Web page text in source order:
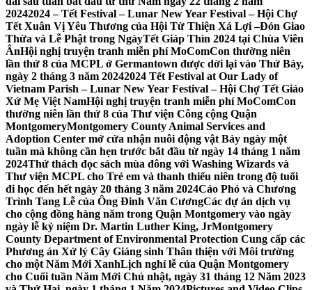
20242024 – Tết Festival – Lunar New Year Festival – Hội Chợ
Tết Xuân Vị Yêu Thương của Hội Từ Thiện Xá Lợi –Đón Giao
Thừa và Lễ Phật trong NgàyTết Giáp Thìn 2024 tại Chùa Viên
ÂnHội nghị truyện tranh miễn phí MoComCon thường niên
lần thứ 8 của MCPL ở Germantown được dời lại vào Thứ Bảy,
ngày 2 tháng 3 năm 20242024 Tết Festival at Our Lady of
Vietnam Parish – Lunar New Year Festival – Hội Chợ Tết Giáo
Xứ Mẹ Việt NamHội nghị truyện tranh miễn phí MoComCon
thường niên lần thứ 8 của Thư viện Công cộng Quận
MontgomeryMontgomery County Animal Services and
Adoption Center mở cửa nhận nuôi động vật Bảy ngày một
tuần mà không cần hẹn trước bắt đầu từ ngày 14 tháng 1 năm
2024Thử thách đọc sách mùa đông với Washing Wizards và
Thư viện MCPL cho Trẻ em và thanh thiếu niên trong độ tuổi
đi học đến hết ngày 20 tháng 3 năm 2024Cáo Phó và Chương
Trình Tang Lễ của Ông Đinh Văn CươngCác dự án dịch vụ
cho cộng đồng hàng năm trong Quận Montgomery vào ngày
ngày lễ kỷ niệm Dr. Martin Luther King, JrMontgomery
County Department of Environmental Protection Cung cấp các
Phương án Xử lý Cây Giáng sinh Thân thiện với Môi trường
cho một Năm Mới XanhLịch nghỉ lễ của Quận Montgomery
cho Cuối tuần Năm Mới Chủ nhật, ngày 31 tháng 12 Năm 2023